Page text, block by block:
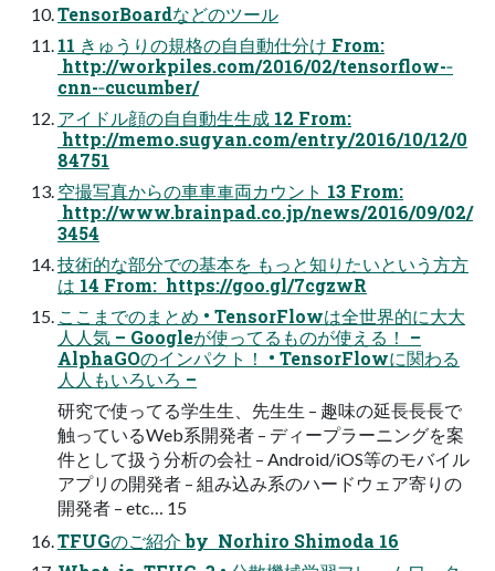
TensorBoardなどのツール
11 きゅうりの規格の⾃自動仕分け From:
http://workpiles.com/2016/02/tensorflow-­‐
cnn-­‐cucumber/
アイドル顔の⾃自動⽣生成 12 From:
http://memo.sugyan.com/entry/2016/10/12/0
84751
空撮写真からの⾞車車両カウント 13 From:
http://www.brainpad.co.jp/news/2016/09/02/
3454
技術的な部分での基本を もっと知りたいという⽅方
は 14 From: https://goo.gl/7cgzwR
ここまでのまとめ • TensorFlowは全世界的に⼤大
⼈人気 – Googleが使ってるものが使える！ –
AlphaGOのインパクト！ • TensorFlowに関わる
⼈人もいろいろ –
研究で使ってる学⽣生、先⽣生 – 趣味の延⻑⾧長で
触っているWeb系開発者 – ディープラーニングを案
件として扱う分析の会社 – Android/iOS等のモバイル
アプリの開発者 – 組み込み系のハードウェア寄りの
開発者 – etc… 15
TFUGのご紹介 by Norhiro Shimoda 16